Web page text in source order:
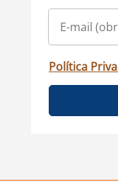
Política